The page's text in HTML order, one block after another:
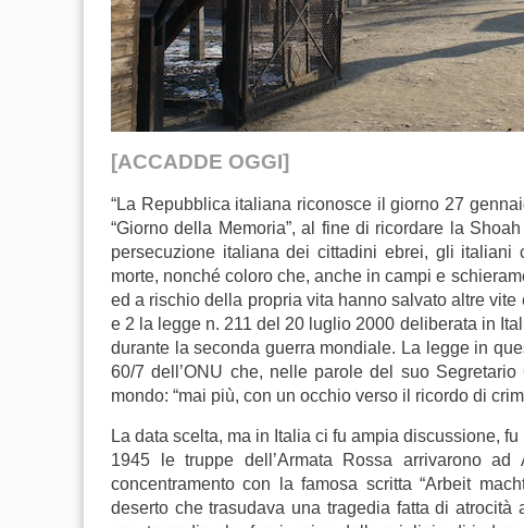
[ACCADDE OGGI]
“La Repubblica italiana riconosce il giorno 27
“Giorno della Memoria”, al fine di ricordare la
persecuzione italiana dei cittadini ebrei, gli
morte, nonché coloro che, anche in campi e
ed a rischio della propria vita hanno salvato altre
e 2 la legge n. 211 del 20 luglio 2000 deliberata in
durante la seconda guerra mondiale. La legge in
60/7 dell’ONU che, nelle parole del suo
mondo: “mai più, con un occhio verso il ricordo di
La data scelta, ma in Italia ci fu ampia discussione,
1945 le truppe dell’Armata Rossa arrivarono
concentramento con la famosa scritta “Arbeit
deserto che trasudava una tragedia fatta di